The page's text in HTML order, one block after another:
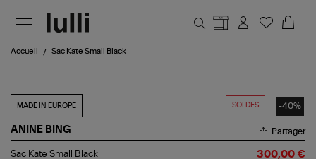
Accueil Sac Kate Small Black
SOLDES -40%
MADE IN EUROPE
ANINE BING
Sac
Partager
Sac Kate Small Black 300,00 €